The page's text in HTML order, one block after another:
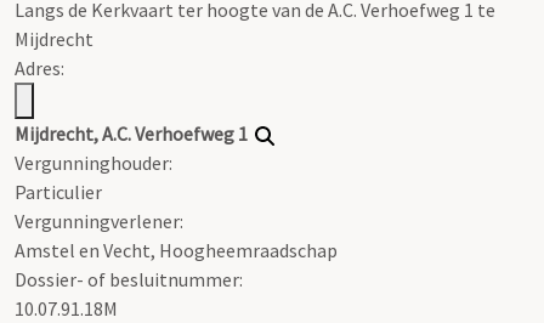
Langs de Kerkvaart ter hoogte van de A.C. Verhoefweg 1 te
Mijdrecht
Adres:
Mijdrecht, A.C. Verhoefweg 1
Vergunninghouder:
Particulier
Vergunningverlener:
Amstel en Vecht, Hoogheemraadschap
Dossier- of besluitnummer:
10.07.91.18M